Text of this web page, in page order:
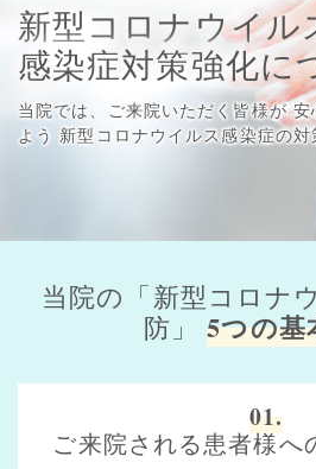
新型コロナウイル
感染症対策強化に
当院では、ご来院いただく皆様が
よう 新型コロナウイルス感染症の対
当院の「新型コロナ
防」
5つの基
01.
ご来院される患者様へ